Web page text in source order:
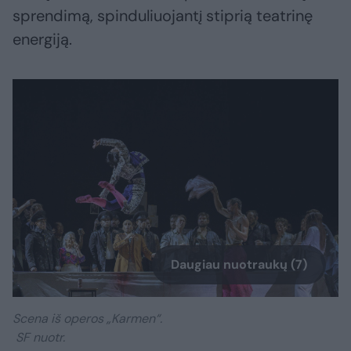
sprendimą, spinduliuojantį stiprią teatrinę
energiją.
Daugiau nuotraukų (7)
Scena iš operos „Karmen“.
SF nuotr.